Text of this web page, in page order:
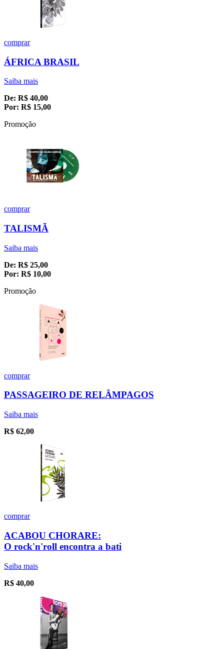
comprar
ÁFRICA BRASIL
Saiba mais
De: R$ 40,00
Por: R$ 15,00
Promoção
comprar
TALISMÃ
Saiba mais
De: R$ 25,00
Por: R$ 10,00
Promoção
comprar
PASSAGEIRO DE RELÂMPAGOS
Saiba mais
R$ 62,00
comprar
ACABOU CHORARE:
O rock'n'roll encontra a bati
Saiba mais
R$ 40,00